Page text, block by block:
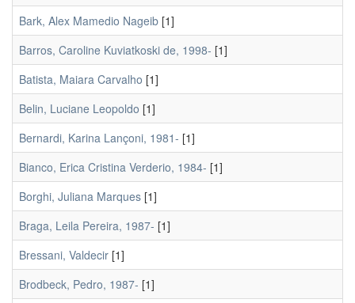
Bark, Alex Mamedio Nageib [1]
Barros, Caroline Kuviatkoski de, 1998- [1]
Batista, Maiara Carvalho [1]
Belin, Luciane Leopoldo [1]
Bernardi, Karina Lançoni, 1981- [1]
Bianco, Erica Cristina Verderio, 1984- [1]
Borghi, Juliana Marques [1]
Braga, Leila Pereira, 1987- [1]
Bressani, Valdecir [1]
Brodbeck, Pedro, 1987- [1]